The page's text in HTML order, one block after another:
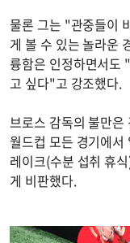
물론 그는 "관중들이
게 볼 수 있는 놀라운
륭함은 인정하면서도
고 싶다"고 강조했다.
브로스 감독의 불만
월드컵 모든 경기에
레이크(수분 섭취 휴
게 비판했다.